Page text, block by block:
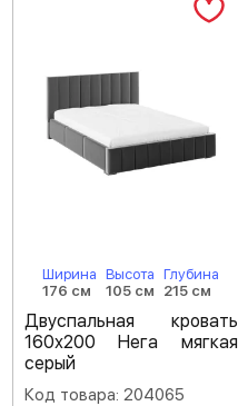
Ширина
176 см
Высота
105 см
Глубина
215 см
Двуспальная кровать
160х200 Нега мягкая
серый
Код товара: 204065